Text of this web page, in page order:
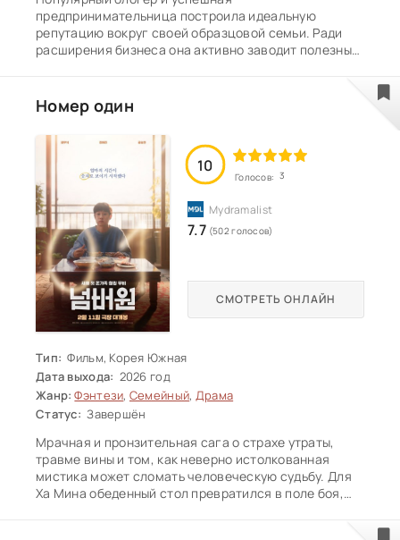
предпринимательница построила идеальную
репутацию вокруг своей образцовой семьи. Ради
расширения бизнеса она активно заводит полезные
выслеживает его и становится свидетелем жуткого
зрелища — супруг пытается избавиться от трупа.
Выяснив, что к происшествию причастна их дочь,
пара решает спрятать тело в саду собственного
особняка, но вскоре получает сообщение от
неизвестного свидетеля с видеозаписью их
преступления.
Номер один
Тип: Фильм, Корея Южная
Дата выхода: 2026 год
Жанр: Фэнтези, Семейный, Драма
Статус: Завершён
Мрачная и пронзительная сага о страхе утраты,
травме вины и том, как неверно истолкованная
мистика может сломать человеческую судьбу. Для
Ха Мина обеденный стол превратился в поле боя,
СМОТРЕТЬ ОНЛАЙН
10
Голосов: 3
7.7 (502 голосов)